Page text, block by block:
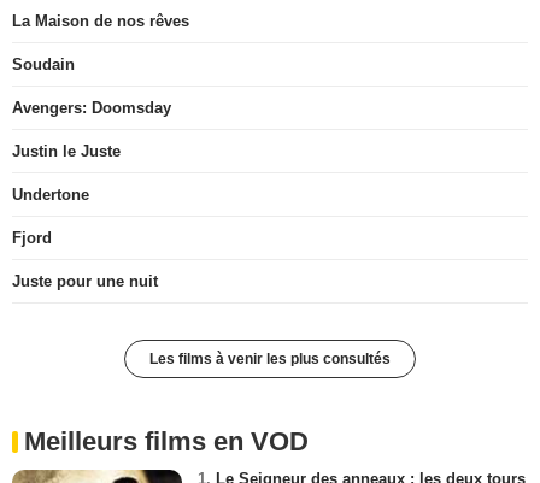
La Maison de nos rêves
Soudain
Avengers: Doomsday
Justin le Juste
Undertone
Fjord
Juste pour une nuit
Les films à venir les plus consultés
Meilleurs films en VOD
1. Le Seigneur des anneaux : les deux tours